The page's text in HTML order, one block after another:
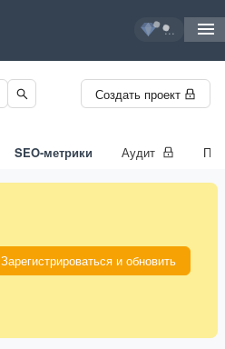
...
Создать проект
SEO-метрики Аудит
Зарегистрироваться и обновить